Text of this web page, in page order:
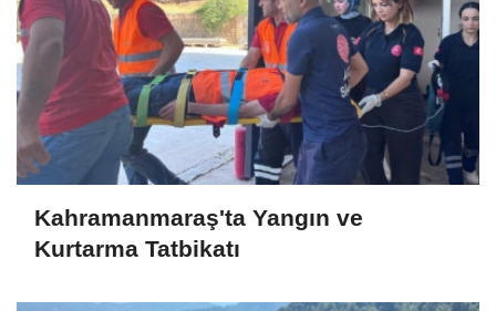
Kahramanmaraş'ta Yangın ve
Kurtarma Tatbikatı